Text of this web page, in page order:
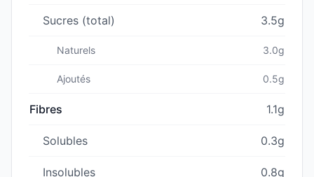
Sucres (total) 3.5g
Naturels 3.0g
Ajoutés 0.5g
Fibres 1.1g
Solubles 0.3g
Insolubles 0.8g